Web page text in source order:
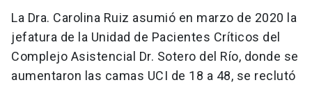
La Dra. Carolina Ruiz asumió en marzo de 2020 la
jefatura de la Unidad de Pacientes Críticos del
Complejo Asistencial Dr. Sotero del Río, donde se
aumentaron las camas UCI de 18 a 48, se reclutó